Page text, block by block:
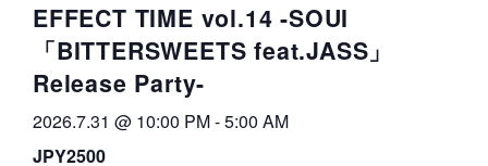
EFFECT TIME vol.14 -SOUI
「BITTERSWEETS feat.JASS」
Release Party-
2026.7.31 @ 10:00 PM-5:00 AM
JPY2500